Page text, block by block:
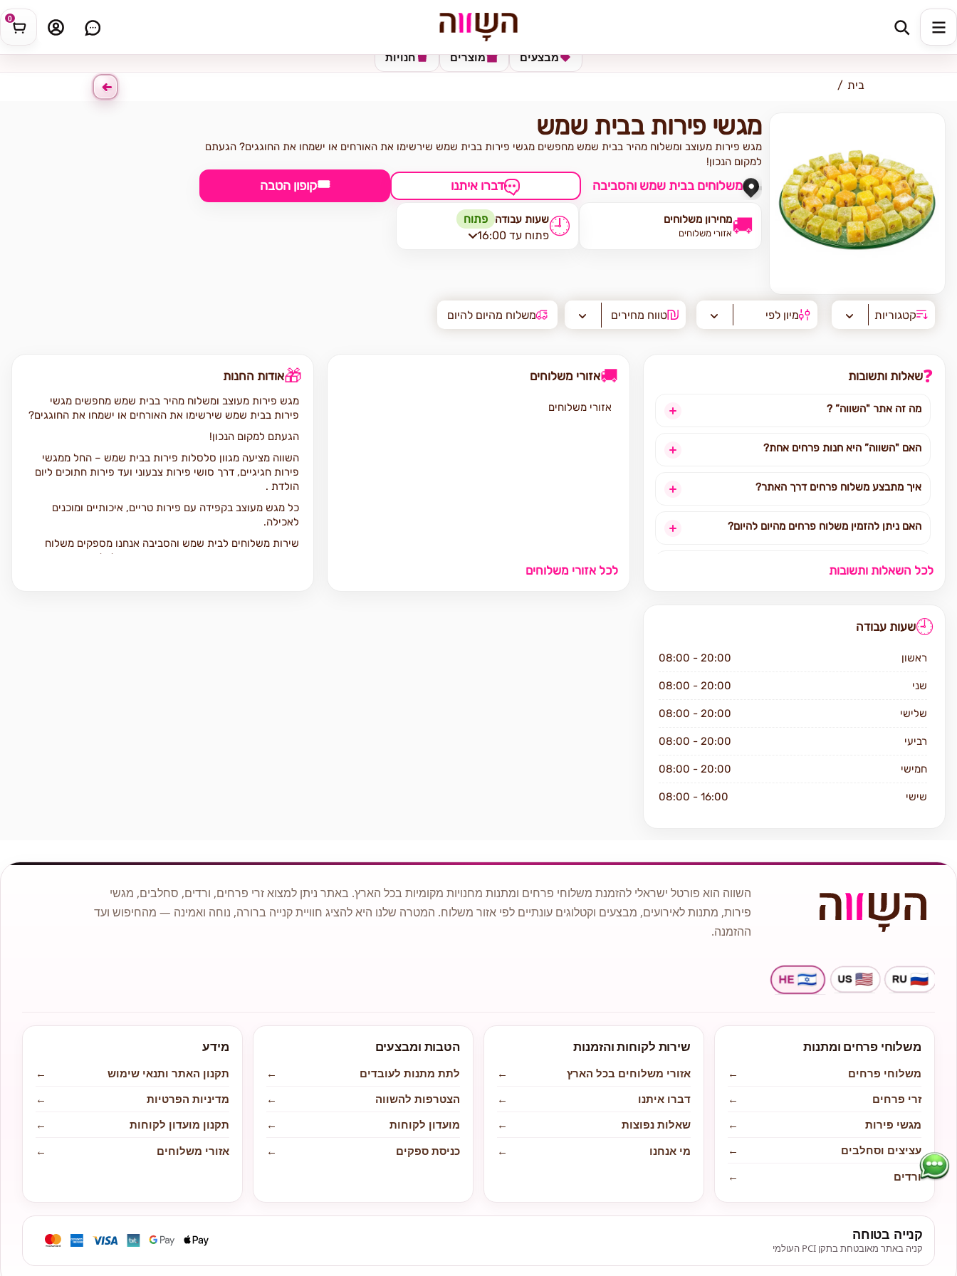
0 כתובת למשלוח
חנויות מוצרים מבצעים
בית
מגשי פירות בבית שמש
מגש פירות מעוצב ומשלוח מהיר בבית שמש מחפשים מגשי פירות בבית שמש שירשימו את האורחים או ישמחו את החוגגים? הגעתם
למקום הנכון!
משלוחים בבית שמש והסביבה דברו איתנו קופון הטבה🎟
מחירון משלוחים
אזורי משלוחים🚚 שעות עבודה
פתוח
פתוח עד 16:00🕘
קטגוריות מיון לפי טווח מחירים משלוח מהיום להיום
❓שאלות ותשובות
מה זה אתר "השווה” ?
האם "השווה” היא חנות פרחים אחת?
איך מתבצע משלוח פרחים דרך האתר?
האם ניתן להזמין משלוח פרחים מהיום להיום?
לאילו אזורים בארץ ניתן להזמין משלוחים?
לכל השאלות ותשובות
🚚אזורי משלוחים
אזורי משלוחים
לכל אזורי משלוחים
🎁אודות החנות
מגש פירות מעוצב ומשלוח מהיר בבית שמש מחפשים מגשי
פירות בבית שמש שירשימו את האורחים או ישמחו את החוגגים?
הגעתם למקום הנכון!
השווה מציעה מגוון סלסלות פירות בבית שמש – החל ממגשי
פירות חגיגיים, דרך סושי פירות צבעוני ועד פירות חתוכים ליום
הולדת .
כל מגש מעוצב בקפידה עם פירות טריים, איכותיים ומוכנים
לאכילה.
שירות משלוחים לבית שמש והסביבה אנחנו מספקים משלוח
מגש פירות בבית שמש מהיר, אמין ואסתטי לכל אירוע: ימי
🕘שעות עבודה
ראשון 08:00 - 20:00
שני 08:00 - 20:00
שלישי 08:00 - 20:00
רביעי 08:00 - 20:00
חמישי 08:00 - 20:00
שישי 08:00 - 16:00
השווה הוא פורטל ישראלי להזמנת משלוחי פרחים ומתנות מחנויות מקומיות בכל הארץ. באתר ניתן למצוא זרי פרחים, ורדים, סחלבים, מגשי
פירות, מתנות לאירועים, מבצעים וקטלוגים עונתיים לפי אזור משלוח. המטרה שלנו היא להציג חוויית קנייה ברורה, נוחה ואמינה — מהחיפוש ועד
ההזמנה.
משלוחי פרחים ומתנות
משלוחי פרחים
←
זרי פרחים
←
מגשי פירות
←
עציצים וסחלבים
←
ורדים
←
שירות לקוחות והזמנות
אזורי משלוחים בכל הארץ
←
דברו איתנו
←
שאלות נפוצות
←
מי אנחנו
←
הטבות ומבצעים
לתת מתנות לעובדים
←
הצטרפות להשווה
←
מועדון לקוחות
←
כניסת ספקים
←
מידע
תקנון האתר ותנאי שימוש
←
מדיניות הפרטיות
←
תקנון מועדון לקוחות
←
אזורי משלוחים
←
קנייה בטוחה
קניה באתר מאובטחת בתקן PCI העולמי